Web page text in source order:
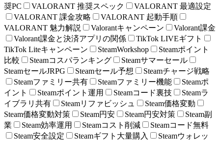
奨PC
VALORANT 推奨スペック
VALORANT 最適設定
VALORANT 課金攻略
VALORANT 起動手順
VALORANT 魅力解説
Valorantキャンペーン
Valorant課金
Valorant課金と決済アプリの関係
TikTok LIVEギフト
TikTok Liteキャンペーン
SteamWorkshop
Steamポイント
比較
Steamコスパランキング
Steamサマーセール
SteamセールJRPG
Steamセール予想
Steamチャージ戦略
Steamファミリー共有
Steamファミリー機能
Steamポ
イント
Steamポイント運用 Steamコード裏技
Steamラ
イブラリ共有
Steamリファビッシュ
Steam価格変動
Steam価格変動対策
Steam円安 Steam円安対策
Steam副
業
Steam効率運用 Steamコスト削減
Steamコード無料
Steam安全設定
Steamギフト大量購入
Steamウォレッ